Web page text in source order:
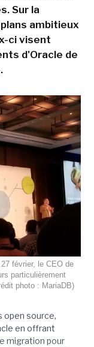
Sur la
ambitieux
ci visent
d'Oracle de
février, le CEO de
particulièrement
photo : MariaDB)
open source,
en offrant
migration pour